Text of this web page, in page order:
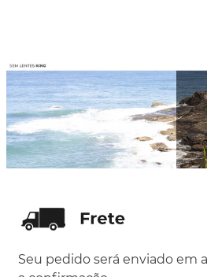
Seu pedido será enviado em